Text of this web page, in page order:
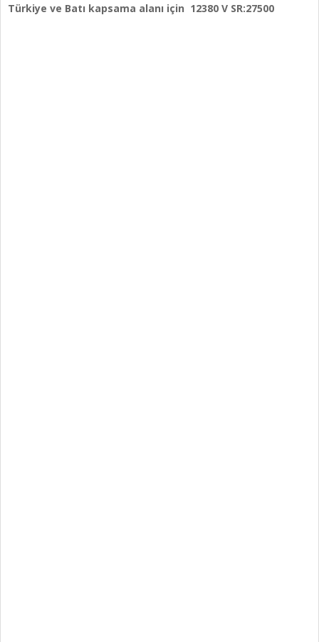
Türkiye ve Batı kapsama alanı için 12380 V SR:27500